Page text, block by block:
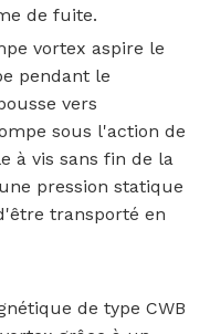
de fuite.
vortex aspire le
pendant le
vers
sous l'action de
à vis sans fin de la
pression statique
transporté en
de type CWB